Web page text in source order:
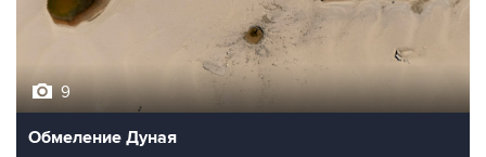
9
Обмеление Дуная